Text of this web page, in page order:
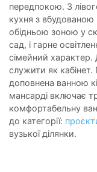
передпокою. З
кухня з вбудованою
обідньою зоною у
сад, і гарне
сімейний
служити як
доповнена ванною
мансарді включає
комфортабельну
до категорії:
вузької ділянки.